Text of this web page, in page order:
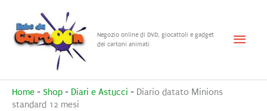
contenuto
Negozio online di DVD, giocattoli e gadget
dei cartoni animati
Menu
Home - Shop - Diari e Astucci - Diario datato Minions
standard 12 mesi